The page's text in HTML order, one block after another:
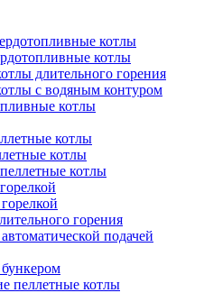
котлы
котлы
длительного горения
с водяным контуром
котлы
котлы
котлы
котлы
горения
подачей
пеллетные котлы